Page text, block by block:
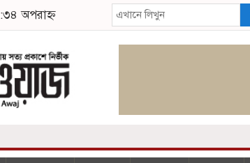
অপরাহ্ন